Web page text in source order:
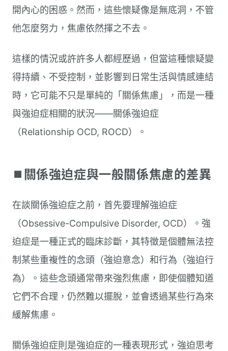
開內心的困惑。然而，這些懷疑像是無底洞，不管
他怎麼努力，焦慮依然揮之不去。
這樣的情況或許許多人都經歷過，但當這種懷疑變
得持續、不受控制，並影響到日常生活與情感連結
時，它可能不只是單純的「關係焦慮」，而是一種
與強迫症相關的狀況——關係強迫症
（Relationship OCD, ROCD）。
⏹︎關係強迫症與一般關係焦慮的差異
在談關係強迫症之前，首先要理解強迫症
（Obsessive-Compulsive Disorder, OCD）。強
迫症是一種正式的臨床診斷，其特徵是個體無法控
制某些重複性的念頭（強迫意念）和行為（強迫行
為）。這些念頭通常帶來強烈焦慮，即使個體知道
它們不合理，仍然難以擺脫，並會透過某些行為來
緩解焦慮。
關係強迫症則是強迫症的一種表現形式，強迫思考